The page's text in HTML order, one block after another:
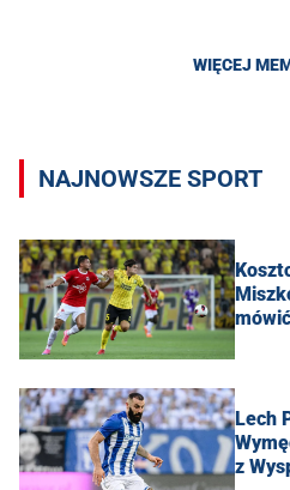
WIĘCEJ
NAJNOWSZE SPORT
Lech
z